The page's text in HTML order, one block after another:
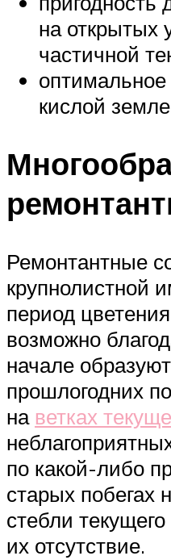
на открытых
частичной
кислой
Ремонтантные
крупнолистной
период
возможно
начале
прошлогодних
на ветках
по какой-либо
старых побегах
стебли
их отсутствие.